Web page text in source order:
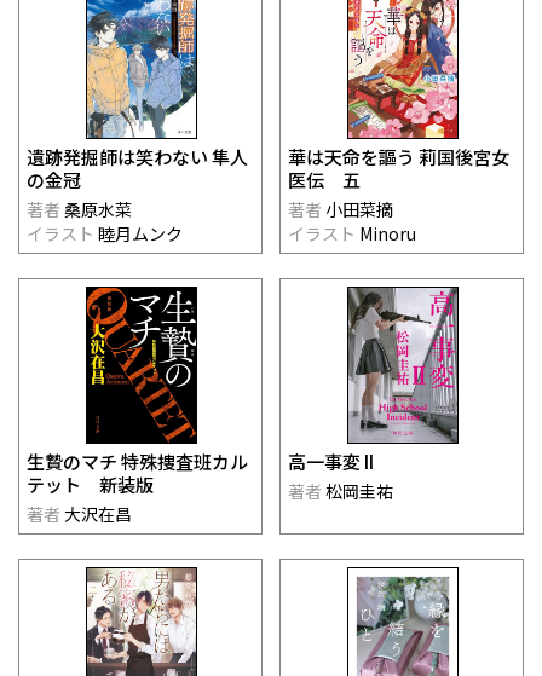
遺跡発掘師は笑わない 隼人
の金冠
著者 桑原水菜
イラスト 睦月ムンク
華は天命を謳う 莉国後宮女
医伝 五
著者 小田菜摘
イラスト Minoru
生贄のマチ 特殊捜査班カル
テット 新装版
著者 大沢在昌
高一事変 II
著者 松岡圭祐